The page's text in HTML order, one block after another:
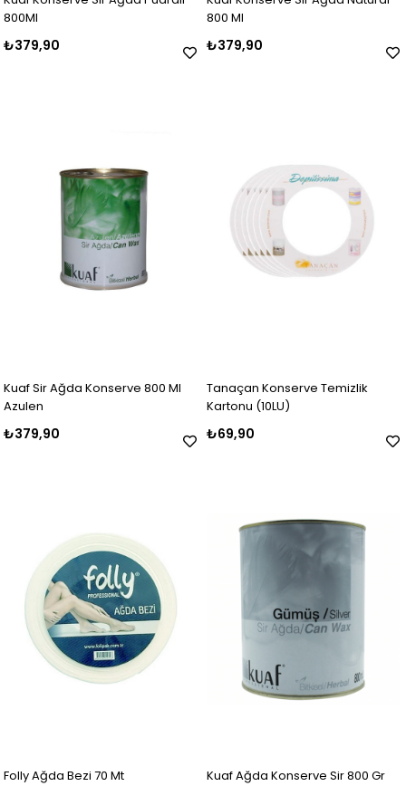
800Ml
₺379,90
800 Ml
₺379,90
Kuaf Sir Ağda Konserve 800 Ml
Azulen
₺379,90
Tanaçan Konserve Temizlik
Kartonu (10LU)
₺69,90
Folly Ağda Bezi 70 Mt
Kuaf Ağda Konserve Sir 800 Gr